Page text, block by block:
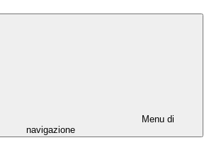
Menu di
navigazione